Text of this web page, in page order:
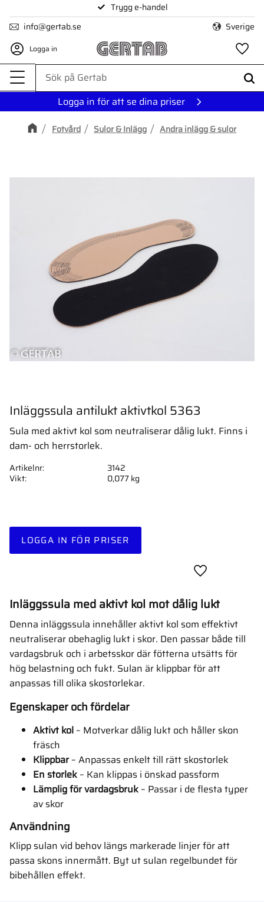
Meny
Trygg e-handel
info@gertab.se
Sverige
Logga in
Logga in för att se dina priser
Fotvård Sulor & Inlägg Andra inlägg & sulor
Inläggssula antilukt aktivtkol 5363
Sula med aktivt kol som neutraliserar dålig lukt. Finns i
dam- och herrstorlek.
LOGGA IN FÖR PRISER
Lägg till i
Artikelnr
3142
Vikt
0,077 kg
Inläggssula med aktivt kol mot dålig lukt
Denna inläggssula innehåller aktivt kol som effektivt
neutraliserar obehaglig lukt i skor. Den passar både till
vardagsbruk och i arbetsskor där fötterna utsätts för
hög belastning och fukt. Sulan är klippbar för att
anpassas till olika skostorlekar.
Egenskaper och fördelar
Aktivt kol – Motverkar dålig lukt och håller skon
fräsch
Klippbar – Anpassas enkelt till rätt skostorlek
En storlek – Kan klippas i önskad passform
Lämplig för vardagsbruk – Passar i de flesta typer
av skor
Användning
Klipp sulan vid behov längs markerade linjer för att
passa skons innermått. Byt ut sulan regelbundet för
bibehållen effekt.